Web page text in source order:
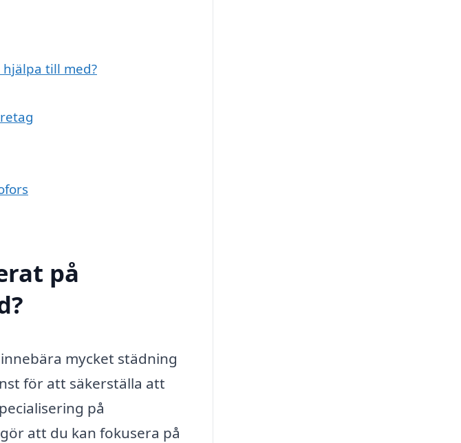
till med?
på
mycket städning
för att säkerställa att
på
att du kan fokusera på